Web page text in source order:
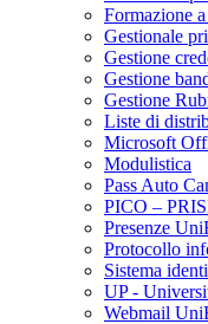
Formazione
Gestionale
Gestione
Gestione
Gestione
Liste di
Microsoft
Modulistica
Pass Auto
PICO –
Presenze
Protocollo
Sistema
UP -
Webmail